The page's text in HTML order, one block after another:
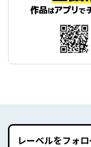
レーベルをフォロ